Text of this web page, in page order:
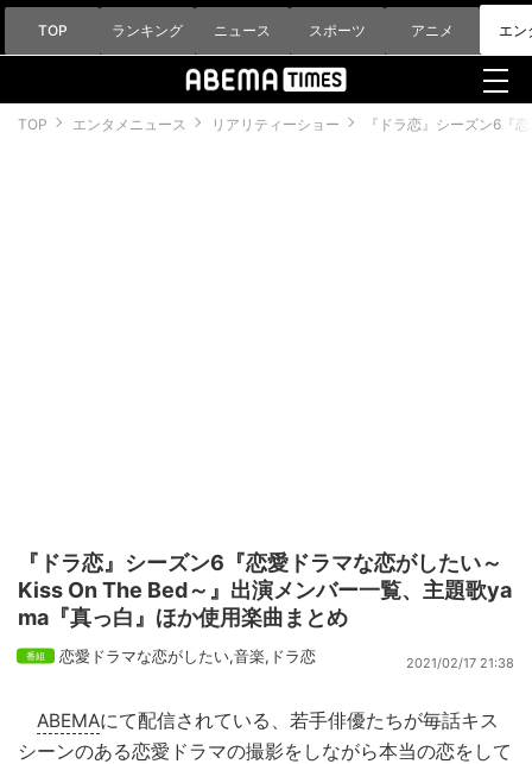
TOP ランキング ニュース スポーツ アニメ エン
TOP エンタメニュース リアリティーショー 『ドラ恋』シーズン6『
『ドラ恋』シーズン6『恋愛ドラマな恋がしたい～
Kiss On The Bed～』出演メンバー一覧、主題歌ya
ma『真っ白』ほか使用楽曲まとめ
恋愛ドラマな恋がしたい,音楽, ドラ恋 2021/02/17 21:38
ABEMAにて配信されている、若手俳優たちが毎話キス
シーンのある恋愛ドラマの撮影をしながら本当の恋をして